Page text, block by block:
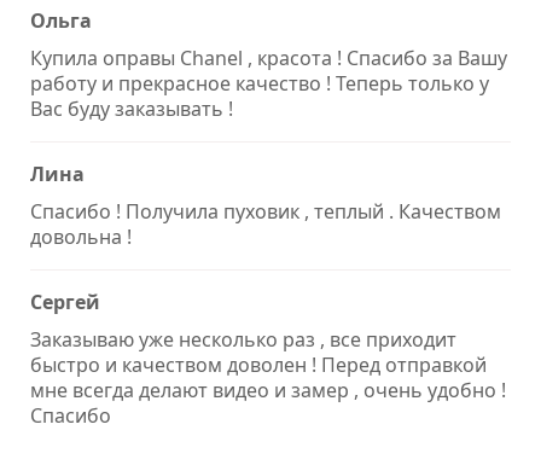
Ольга
Купила оправы Chanel , красота ! Спасибо за Вашу
работу и прекрасное качество ! Теперь только у
Вас буду заказывать !
Лина
Спасибо ! Получила пуховик , теплый . Качеством
довольна !
Сергей
Заказываю уже несколько раз , все приходит
быстро и качеством доволен ! Перед отправкой
мне всегда делают видео и замер , очень удобно !
Спасибо